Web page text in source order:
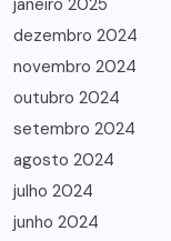
janeiro 2025
dezembro 2024
novembro 2024
outubro 2024
setembro 2024
agosto 2024
julho 2024
junho 2024